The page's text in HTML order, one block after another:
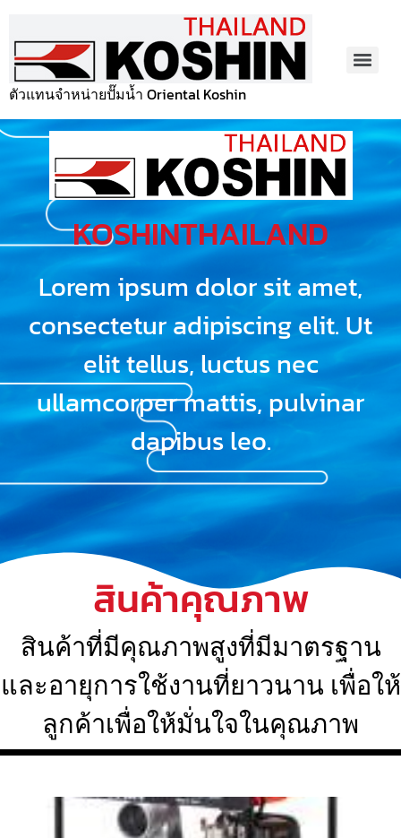
ตัวแทนจำหน่ายปั๊มน้ำ Oriental Koshin
KOSHINTHAILAND
Lorem ipsum dolor sit amet,
consectetur adipiscing elit. Ut
elit tellus, luctus nec
ullamcorper mattis, pulvinar
dapibus leo.
สินค้าคุณภาพ
สินค้าที่มีคุณภาพสูงที่มีมาตรฐาน
และอายุการใช้งานที่ยาวนาน เพื่อให้
ลูกค้าเพื่อให้มั่นใจในคุณภาพ